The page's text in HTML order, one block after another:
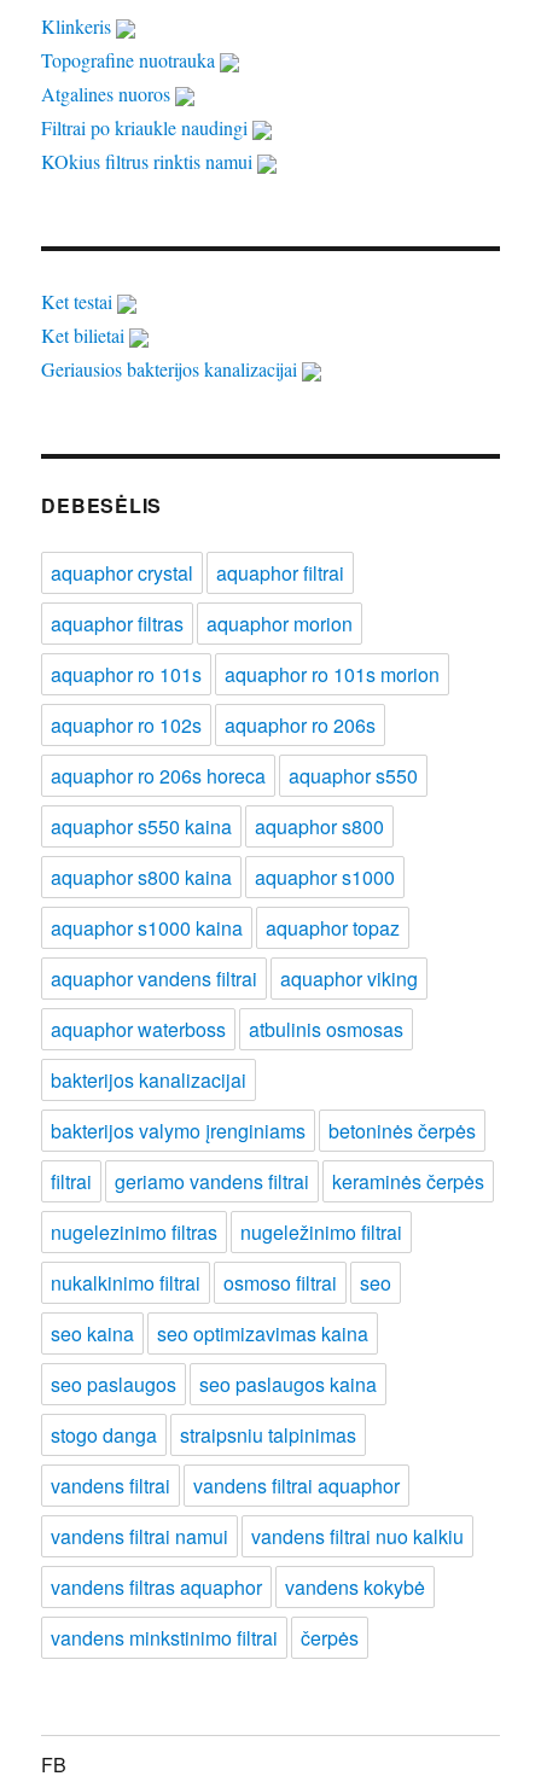
Klinkeris
Topografine nuotrauka
Atgalines nuoros
Filtrai po kriaukle naudingi
KOkius filtrus rinktis namui
Ket testai
Ket bilietai
Geriausios bakterijos kanalizacijai
DEBESĖLIS
aquaphor crystal
aquaphor filtrai
aquaphor filtras
aquaphor morion
aquaphor ro 101s
aquaphor ro 101s morion
aquaphor ro 102s
aquaphor ro 206s
aquaphor ro 206s horeca
aquaphor s550
aquaphor s550 kaina
aquaphor s800
aquaphor s800 kaina
aquaphor s1000
aquaphor s1000 kaina
aquaphor topaz
aquaphor vandens filtrai
aquaphor viking
aquaphor waterboss
atbulinis osmosas
bakterijos kanalizacijai
bakterijos valymo įrenginiams
betoninės čerpės
filtrai
geriamo vandens filtrai
keraminės čerpės
nugelezinimo filtras
nugeležinimo filtrai
nukalkinimo filtrai
osmoso filtrai
seo
seo kaina
seo optimizavimas kaina
seo paslaugos
seo paslaugos kaina
stogo danga
straipsniu talpinimas
vandens filtrai
vandens filtrai aquaphor
vandens filtrai namui
vandens filtrai nuo kalkiu
vandens filtras aquaphor
vandens kokybė
vandens minkstinimo filtrai
čerpės
FB